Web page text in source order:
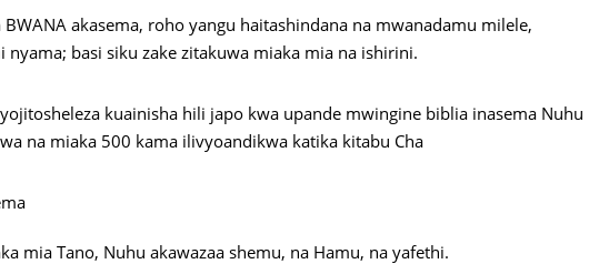
akasema, roho yangu haitashindana na mwanadamu milele,
nyama; basi siku zake zitakuwa miaka mia na ishirini.
kuainisha hili japo kwa upande mwingine biblia inasema Nuhu
na miaka 500 kama ilivyoandikwa katika kitabu Cha
mia Tano, Nuhu akawazaa shemu, na Hamu, na yafethi.